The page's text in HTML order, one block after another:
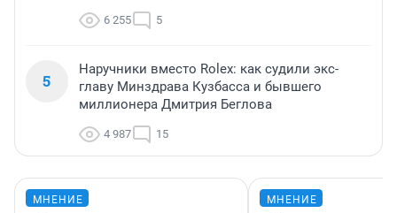
6 255 5
5
Наручники вместо Rolex: как судили экс-
главу Минздрава Кузбасса и бывшего
миллионера Дмитрия Беглова
4 987 15
МНЕНИЕ МНЕНИЕ